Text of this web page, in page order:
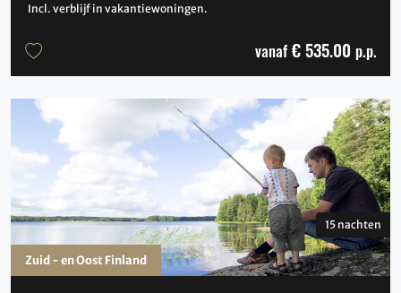
Incl. verblijf in vakantiewoningen.
vanaf € 535.00 p.p.
15 nachten
Zuid - en Oost Finland